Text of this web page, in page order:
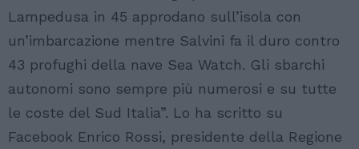
Lampedusa in 45 approdano sull’isola con
un’imbarcazione mentre Salvini fa il duro contro
43 profughi della nave Sea Watch. Gli sbarchi
autonomi sono sempre più numerosi e su tutte
le coste del Sud Italia”. Lo ha scritto su
Facebook Enrico Rossi, presidente della Regione